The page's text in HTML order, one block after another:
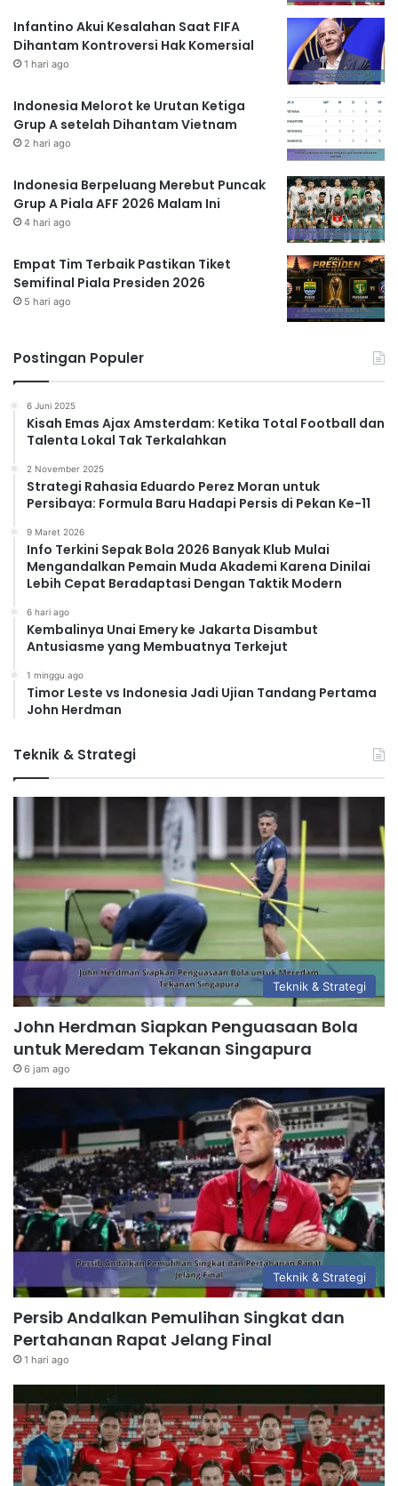
Infantino Akui Kesalahan Saat FIFA
Dihantam Kontroversi Hak Komersial
1 hari ago
Indonesia Melorot ke Urutan Ketiga
Grup A setelah Dihantam Vietnam
2 hari ago
Indonesia Berpeluang Merebut Puncak
Grup A Piala AFF 2026 Malam Ini
4 hari ago
Empat Tim Terbaik Pastikan Tiket
Semifinal Piala Presiden 2026
5 hari ago
Postingan Populer
6 Juni 2025
Kisah Emas Ajax Amsterdam: Ketika Total Football dan
Talenta Lokal Tak Terkalahkan
2 November 2025
Strategi Rahasia Eduardo Perez Moran untuk
Persibaya: Formula Baru Hadapi Persis di Pekan Ke-11
9 Maret 2026
Info Terkini Sepak Bola 2026 Banyak Klub Mulai
Mengandalkan Pemain Muda Akademi Karena Dinilai
Lebih Cepat Beradaptasi Dengan Taktik Modern
6 hari ago
Kembalinya Unai Emery ke Jakarta Disambut
Antusiasme yang Membuatnya Terkejut
1 minggu ago
Timor Leste vs Indonesia Jadi Ujian Tandang Pertama
John Herdman
Teknik & Strategi
Teknik & Strategi
John Herdman Siapkan Penguasaan Bola
untuk Meredam Tekanan Singapura
6 jam ago
Teknik & Strategi
Persib Andalkan Pemulihan Singkat dan
Pertahanan Rapat Jelang Final
1 hari ago